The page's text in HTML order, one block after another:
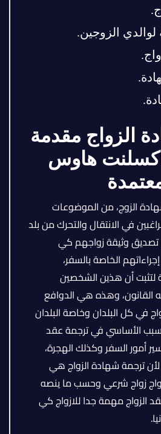
لوالدي الزوجين.
الزواج مقدمة
هاوس
الزوج، من الموضوعات
في الانتقال والتحرك من بلد
تصديق وثيقة زواجهم كي
الخاصة بالسفر،
لتثبت أن هذين الشخصين
وهذه هي الدوافع
في كل البلدان وخاصة البلدان
الأساسي في ترجمة عقد
أمور السفر وكذلك الهجرة،
لأن ترجمة شهادة الزواج هي
زواج شرعي وحسب ما ينصه
الزواج مهمة جدا للازواج كي